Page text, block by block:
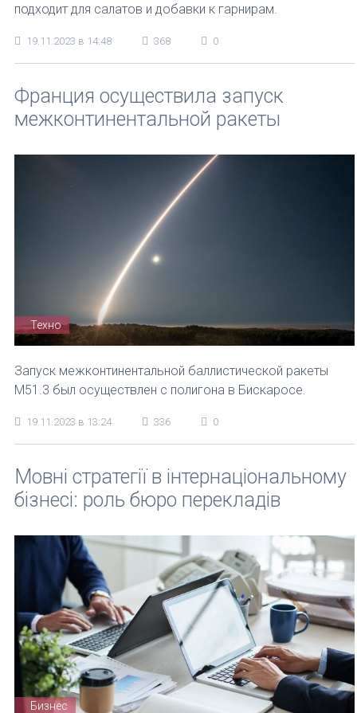
подходит для салатов и добавки к гарнирам.
19.11.2023 в 14:48 368 0
Франция осуществила запуск
межконтинентальной ракеты
Техно
Запуск межконтинентальной баллистической ракеты
М51.3 был осуществлен с полигона в Бискаросе.
19.11.2023 в 13:24 336 0
Мовні стратегії в інтернаціональному
бізнесі: роль бюро перекладів
Бизнес